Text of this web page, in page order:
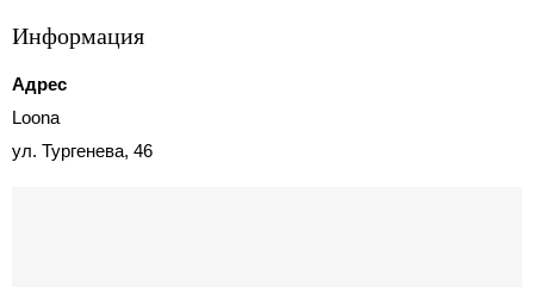
Информация
Адрес
Loona
ул. Тургенева, 46